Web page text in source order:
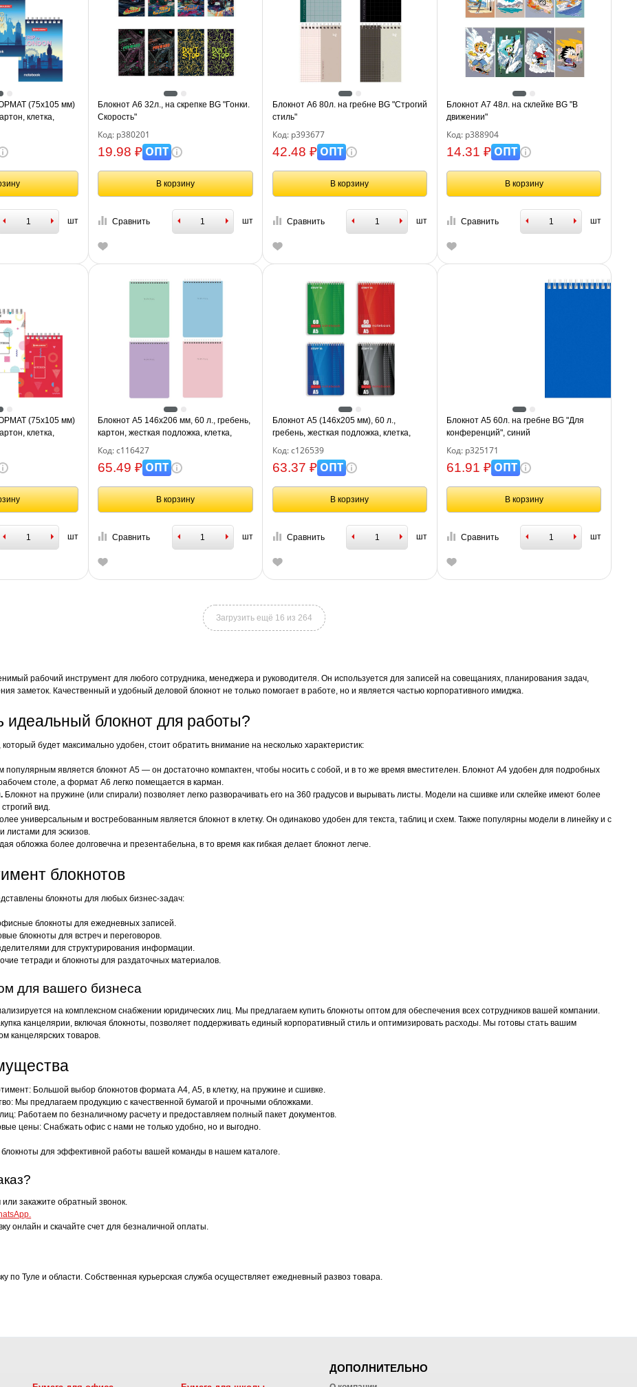
(75х105 мм)
клетка,
129856
шт
Блокнот А6 32л., на скрепке BG "Гонки.
Скорость"
Код: р380201
19.98 ₽ОПТ
В корзину
Сравнить шт
Блокнот А6 80л. на гребне BG "Строгий
стиль"
Код: р393677
42.48 ₽ОПТ
В корзину
Сравнить шт
Блокнот А7 48л. на склейке BG "В
движении"
Код: р388904
14.31 ₽ОПТ
В корзину
Сравнить шт
(75х105 мм)
клетка,
129854
шт
Блокнот А5 146х206 мм, 60 л., гребень,
картон, жесткая подложка, клетка,
BRAUBERG "Minimal Pastel", 116427
Код: с116427
65.49 ₽ОПТ
В корзину
Сравнить шт
Блокнот А5 (146х205 мм), 60 л.,
гребень, жесткая подложка, клетка,
STAFF, 4 вида, 126539
Код: с126539
63.37 ₽ОПТ
В корзину
Сравнить шт
Блокнот А5 60л. на гребне BG "Для
конференций", синий
Код: р325171
61.91 ₽ОПТ
В корзину
Сравнить шт
Загрузить ещё 16 из 264
рабочий инструмент для любого сотрудника, менеджера и руководителя. Он используется для записей на совещаниях, планирования задач,
заметок. Качественный и удобный деловой блокнот не только помогает в работе, но и является частью корпоративного имиджа.
идеальный блокнот для работы?
который будет максимально удобен, стоит обратить внимание на несколько характеристик:
является блокнот А5 — он достаточно компактен, чтобы носить с собой, и в то же время вместителен. Блокнот А4 удобен для подробных
столе, а формат А6 легко помещается в карман.
Блокнот на пружине (или спирали) позволяет легко разворачивать его на 360 градусов и вырывать листы. Модели на сшивке или склейке имеют более
вид.
универсальным и востребованным является блокнот в клетку. Он одинаково удобен для текста, таблиц и схем. Также популярны модели в линейку и с
листами для эскизов.
обложка более долговечна и презентабельна, в то время как гибкая делает блокнот легче.
блокнотов
блокноты для любых бизнес-задач:
блокноты для ежедневных записей.
блокноты для встреч и переговоров.
для структурирования информации.
тетради и блокноты для раздаточных материалов.
для вашего бизнеса
на комплексном снабжении юридических лиц. Мы предлагаем купить блокноты оптом для обеспечения всех сотрудников вашей компании.
канцелярии, включая блокноты, позволяет поддерживать единый корпоративный стиль и оптимизировать расходы. Мы готовы стать вашим
канцелярских товаров.
Большой выбор блокнотов формата А4, А5, в клетку, на пружине и сшивке.
Мы предлагаем продукцию с качественной бумагой и прочными обложками.
Работаем по безналичному расчету и предоставляем полный пакет документов.
цены: Снабжать офис с нами не только удобно, но и выгодно.
для эффективной работы вашей команды в нашем каталоге.
закажите обратный звонок.
онлайн и скачайте счет для безналичной оплаты.
по Туле и области. Собственная курьерская служба осуществляет ежедневный развоз товара.
ДОПОЛНИТЕЛЬНО